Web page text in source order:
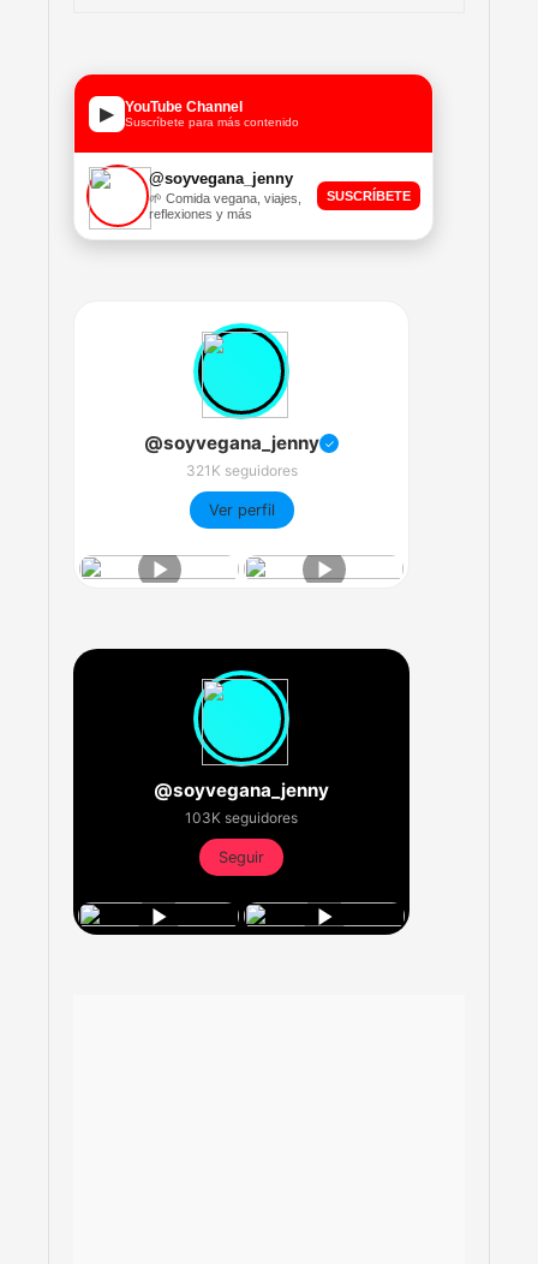
▶ YouTube Channel
Suscríbete para más contenido
@soyvegana_jenny
🌱 Comida vegana, viajes,
reflexiones y más
SUSCRÍBETE
@soyvegana_jenny ✓
321K seguidores
Ver perfil
@soyvegana_jenny
103K seguidores
Seguir